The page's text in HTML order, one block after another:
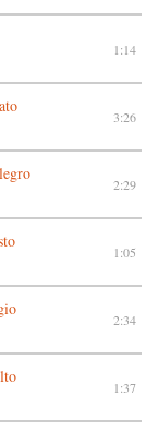
1:14
3:26
2:29
1:05
2:34
1:37